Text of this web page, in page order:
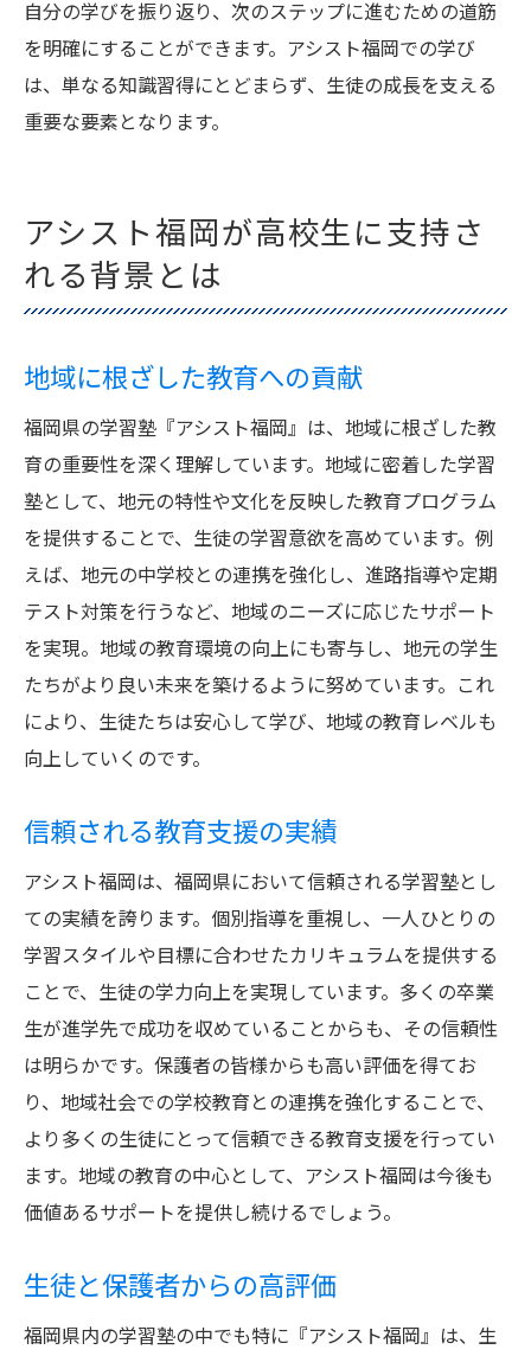
自分の学びを振り返り、次のステップに進むための道筋
を明確にすることができます。アシスト福岡での学び
は、単なる知識習得にとどまらず、生徒の成長を支える
重要な要素となります。
アシスト福岡が高校生に支持さ
れる背景とは
地域に根ざした教育への貢献
福岡県の学習塾『アシスト福岡』は、地域に根ざした教
育の重要性を深く理解しています。地域に密着した学習
塾として、地元の特性や文化を反映した教育プログラム
を提供することで、生徒の学習意欲を高めています。例
えば、地元の中学校との連携を強化し、進路指導や定期
テスト対策を行うなど、地域のニーズに応じたサポート
を実現。地域の教育環境の向上にも寄与し、地元の学生
たちがより良い未来を築けるように努めています。これ
により、生徒たちは安心して学び、地域の教育レベルも
向上していくのです。
信頼される教育支援の実績
アシスト福岡は、福岡県において信頼される学習塾とし
ての実績を誇ります。個別指導を重視し、一人ひとりの
学習スタイルや目標に合わせたカリキュラムを提供する
ことで、生徒の学力向上を実現しています。多くの卒業
生が進学先で成功を収めていることからも、その信頼性
は明らかです。保護者の皆様からも高い評価を得てお
り、地域社会での学校教育との連携を強化することで、
より多くの生徒にとって信頼できる教育支援を行ってい
ます。地域の教育の中心として、アシスト福岡は今後も
価値あるサポートを提供し続けるでしょう。
生徒と保護者からの高評価
福岡県内の学習塾の中でも特に『アシスト福岡』は、生